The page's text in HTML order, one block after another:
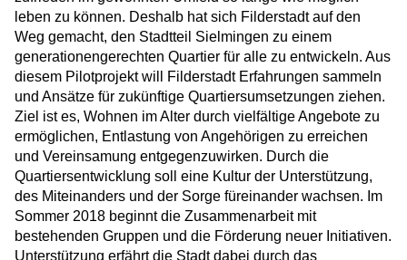
leben zu können. Deshalb hat sich Filderstadt auf den
Weg gemacht, den Stadtteil Sielmingen zu einem
generationengerechten Quartier für alle zu entwickeln. Aus
diesem Pilotprojekt will Filderstadt Erfahrungen sammeln
und Ansätze für zukünftige Quartiersumsetzungen ziehen.
Ziel ist es, Wohnen im Alter durch vielfältige Angebote zu
ermöglichen, Entlastung von Angehörigen zu erreichen
und Vereinsamung entgegenzuwirken. Durch die
Quartiersentwicklung soll eine Kultur der Unterstützung,
des Miteinanders und der Sorge füreinander wachsen. Im
Sommer 2018 beginnt die Zusammenarbeit mit
bestehenden Gruppen und die Förderung neuer Initiativen.
Unterstützung erfährt die Stadt dabei durch das